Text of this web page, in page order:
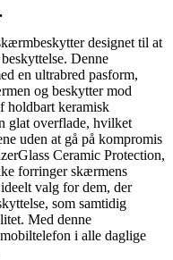
designet til at
Denne
en ultrabred pasform,
og beskytter mod
holdbart keramisk
glat overflade, hvilket
uden at gå på kompromis
Ceramic Protection,
forringer skærmens
valg for dem, der
som samtidig
Med denne
i alle daglige